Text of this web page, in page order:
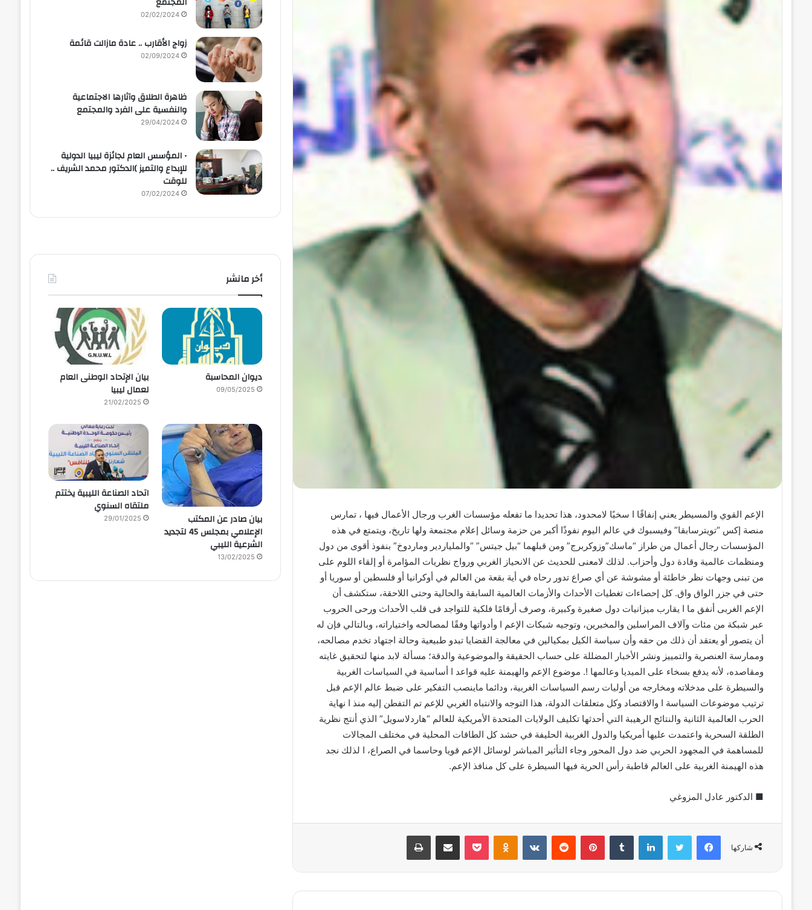
الإعم القوي والمسيطر يعني إنفاقًا ا سخيًا لامحدود، هذا تحديدا ما تفعله مؤسسات الغرب ورجال الأعمال فيها ، تمارس
منصة إكس “تويترسابقا” وفيسبوك في عالم اليوم نفوذًا أكبر من حزمة وسائل إعلام مجتمعة ولها تاريخ، ويتمتع في هذه
المؤسسات رجال أعمال من طراز “ماسك”وزوكربرج” ومن قبلهما “بيل جيتس” “والملياردير وماردوخ” بنفوذ أقوى من دول
ومنظمات عالمية وقادة دول وأحزاب. لذلك لامعنى للحديث عن الانحياز الغربي ورواج نظريات المؤامرة أو إلقاء اللوم على
من تبنى وجهات نظر خاطئة أو مشوشة عن أي صراع تدور رحاه في أية بقعة من العالم في أوكرانيا أو فلسطين أو سوريا أو
حتى في جزر الواق واق. كل إحصاءات تغطيات الأحداث والأزمات العالمية السابقة والحالية وحتى اللاحقة، ستكشف أن
الإعم الغربى أنفق ما ا يقارب ميزانيات دول صغيرة وكبيرة، وصرف أرقامًا فلكية للتواجد فى قلب الأحداث ورحى الحروب
عبر شبكة من مئات وآلاف المراسلين والمخبرين، وتوجيه شبكات الإعم ا وأدواتها وفقًا لمصالحه واختياراته، وبالتالي فإن له
أن يتصور أو يعتقد أن ذلك من حقه وأن سياسة الكيل بمكيالين في معالجة القضايا تبدو طبيعية وحالة اجتهاد تخدم مصالحه،
وممارسة العنصرية والتمييز ونشر الأخبار المضللة على حساب الحقيقة والموضوعية والدقة؛ مسألة لابد منها لتحقيق غايته
ومقاصده، لأنه يدفع بسخاء على الميديا وعالمها !. موضوع الإعم والهيمنة عليه قواعد ا أساسية في السياسات الغربية
والسيطرة على مدخلاته ومخارجه من أوليات رسم السياسات الغربية، ودائما ماينصب التفكير على ضبط عالم الإعم قبل
ترتيب موضوعات السياسة ا والاقتصاد وكل متعلقات الدولة، هذا التوجه والانتباه الغربي للإعم تم التفطن إليه منذ ا نهاية
الحرب العالمية الثانية والنتائج الرهيبة التي أحدثها تكليف الولايات المتحدة الأمريكية للعالم “هاردلاسويل” الذي أنتج نظرية
الطلقة السحرية واعتمدت عليها أمريكيا والدول الغربية الحليفة في حشد كل الطاقات المحلية في مختلف المجالات
للمساهمة في المجهود الحربي ضد دول المحور وجاء التأثير المباشر لوسائل الإعم قويا وحاسما في الصراع، ا لذلك نجد
هذه الهيمنة الغربية على العالم قاطبة رأس الحرية فيها السيطرة على كل منافذ الإعم.
■ الدكتور عادل المزوغي
شاركها
فيسبوك تويتر لينكدإن ‏Tumblr بينتيريست
‏Reddit
‏VKontakte
Odnoklassniki
بوكيت مشاركة عبر البريد طباعة
02/02/2024
زواج الأقارب .. عادة مازالت قائمة
02/09/2024
ظاهرة الطلاق وآثارها الاجتماعية
والنفسية على الفرد والمجتمع
29/04/2024
• المؤسس العام لجائزة ليبيا الدولية
للإبداع والتميز )الدكتور محمد الشريف ..
للوقت
07/02/2024
أخر مانشر
ديوان المحاسبة
09/05/2025
بيان الإتحاد الوطنى العام
لعمال ليبيا
21/02/2025
بيان صادر عن المكتب
الإعلامي بمجلس 45 لتجديد
الشرعية الليبي
13/02/2025
اتحاد الصناعة الليبية يختتم
ملتقاه السنوي
29/01/2025